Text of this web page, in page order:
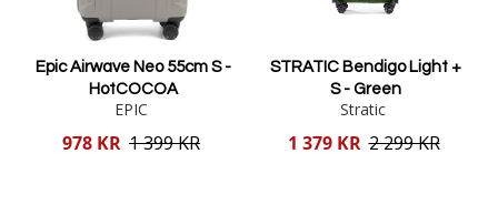
Epic Airwave Neo 55cm S -
HotCOCOA
EPIC
Reducerat
978 KR 1 399 KR
STRATIC Bendigo Light +
S - Green
Stratic
Reducerat
1 379 KR 2 299 KR